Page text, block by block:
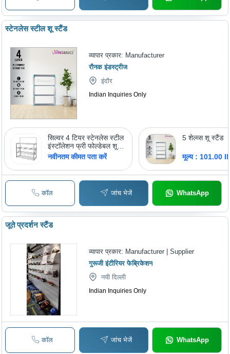
स्टेनलेस स्टील शू स्टैंड
व्यापार प्रकार: Manufacturer
रौनक इंडस्ट्रीज
इंदौर
Indian Inquiries Only
सिल्वर 4 टियर स्टेनलेस स्टील
इंस्टॉलेशन फ्री फोल्डेबल शू
स्टैंड होम ऑफिस के लिए
नवीनतम कीमत पता करें
5 शेल्व्स शू स्टैंड
मूल्य : 101.00
कॉल जांच भेजें WhatsApp
जूते प्रदर्शन स्टैंड
व्यापार प्रकार: Manufacturer | Supplier
गुरूजी इंटीरियर फेब्रिकेशन
नयी दिल्ली
Indian Inquiries Only
कॉल जांच भेजें WhatsApp